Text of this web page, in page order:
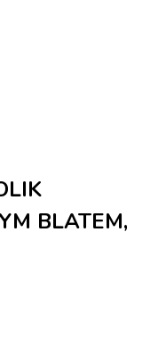
BLATEM,